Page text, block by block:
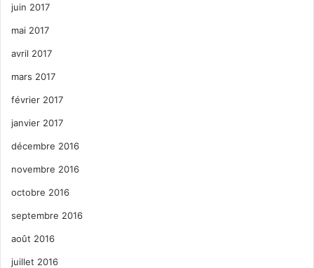
juin 2017
mai 2017
avril 2017
mars 2017
février 2017
janvier 2017
décembre 2016
novembre 2016
octobre 2016
septembre 2016
août 2016
juillet 2016